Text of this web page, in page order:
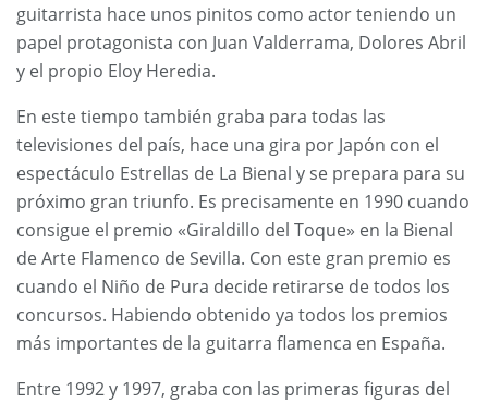
guitarrista hace unos pinitos como actor teniendo un
papel protagonista con Juan Valderrama, Dolores Abril
y el propio Eloy Heredia.
En este tiempo también graba para todas las
televisiones del país, hace una gira por Japón con el
espectáculo Estrellas de La Bienal y se prepara para su
próximo gran triunfo. Es precisamente en 1990 cuando
consigue el premio «Giraldillo del Toque» en la Bienal
de Arte Flamenco de Sevilla. Con este gran premio es
cuando el Niño de Pura decide retirarse de todos los
concursos. Habiendo obtenido ya todos los premios
más importantes de la guitarra flamenca en España.
Entre 1992 y 1997, graba con las primeras figuras del